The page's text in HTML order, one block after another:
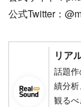
公式Twitter：
リア
話題
績分
観る